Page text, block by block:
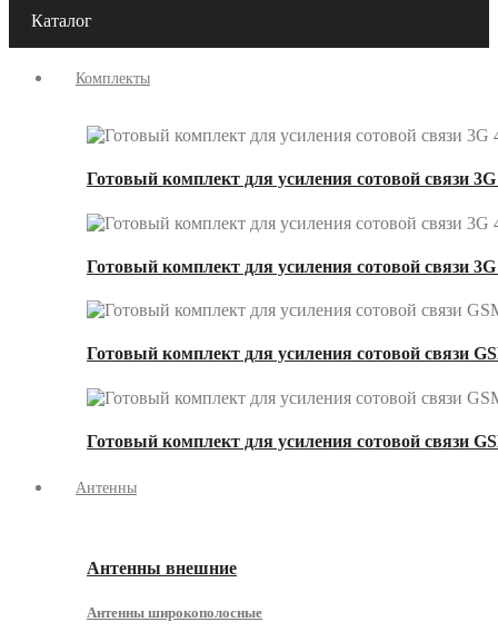
Каталог
Комплекты
Готовый комплект для усиления сотовой связи
Готовый комплект для усиления сотовой связи
Готовый комплект для усиления сотовой связи
Готовый комплект для усиления сотовой связи
Антенны
Антенны внешние
Антенны широкополосные